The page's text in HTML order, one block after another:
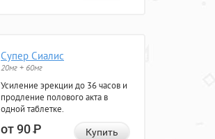
Супер Сиалис
20мг + 60мг
Усиление эрекции до 36 часов и
продление полового акта в
одной таблетке.
от 90Р Купить